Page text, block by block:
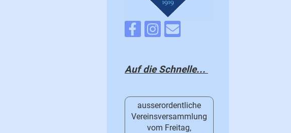
Auf die Schnelle...
ausserordentliche
Vereinsversammlung
vom Freitag,